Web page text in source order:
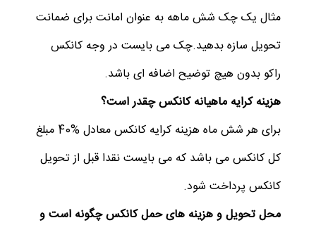
مثال یک چک شش ماهه به عنوان امانت برای ضمانت
تحویل سازه بدهید.چک می بایست در وجه کانکس
راکو بدون هیچ توضیح اضافه ای باشد.
هزینه کرایه ماهیانه کانکس چقدر است؟
برای هر شش ماه هزینه کرایه کانکس معادل %40 مبلغ
کل کانکس می باشد که می بایست نقدا قبل از تحویل
کانکس پرداخت شود.
محل تحویل و هزینه های حمل کانکس چگونه است و